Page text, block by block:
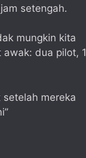
setengah.
mungkin kita
dua pilot, 1
setelah mereka